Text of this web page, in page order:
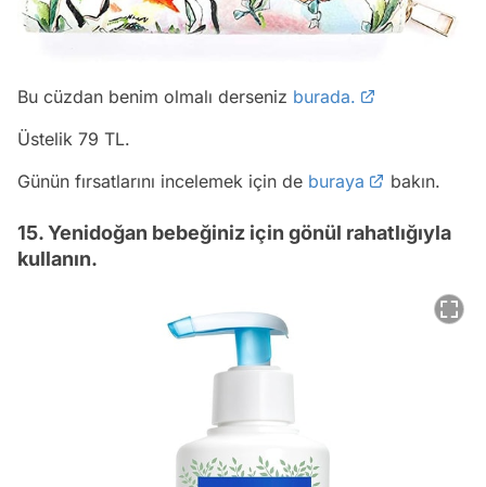
Bu cüzdan benim olmalı derseniz burada.
Üstelik 79 TL.
Günün fırsatlarını incelemek için de buraya bakın.
15. Yenidoğan bebeğiniz için gönül rahatlığıyla
kullanın.